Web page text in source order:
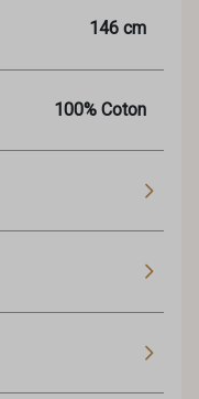
146 cm
100% Coton